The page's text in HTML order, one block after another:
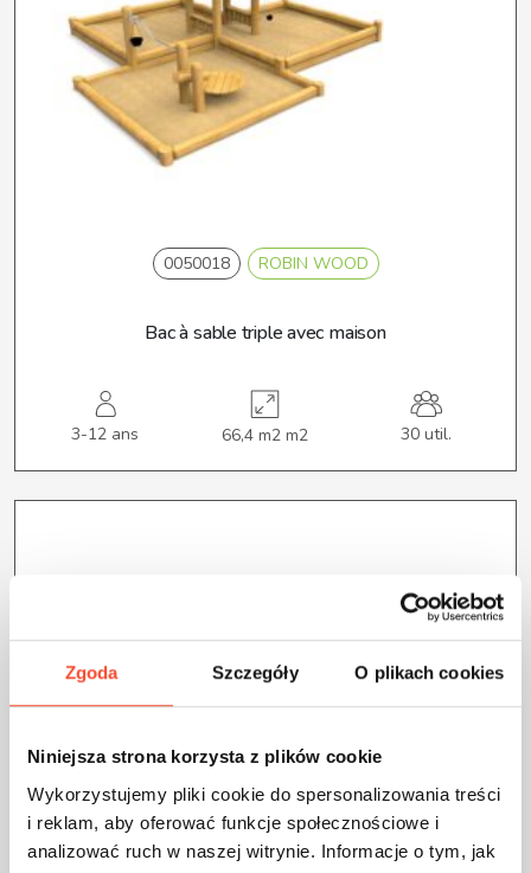
Zgoda Szczegóły O plikach cookies
Niniejsza strona korzysta z plików cookie
Wykorzystujemy pliki cookie do spersonalizowania treści
i reklam, aby oferować funkcje społecznościowe i
analizować ruch w naszej witrynie. Informacje o tym, jak
0050018 ROBIN WOOD
Bac à sable triple avec maison
3-12 ans 66,4 m2 m2 30 util.